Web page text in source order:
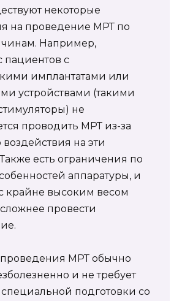
некоторые
на проведение МРТ по
Например,
пациентов с
имплантатами или
устройствами (такими
не
проводить МРТ из-за
на эти
есть ограничения по
аппаратуры, и
крайне высоким весом
провести
МРТ обычно
и не требует
подготовки со